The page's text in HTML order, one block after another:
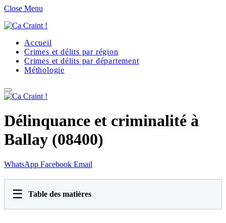
Close Menu
Accueil
Crimes et délits par région
Crimes et délits par département
Méthologie
Délinquance et criminalité à
Ballay (08400)
WhatsApp Facebook Email
☰ Table des matières